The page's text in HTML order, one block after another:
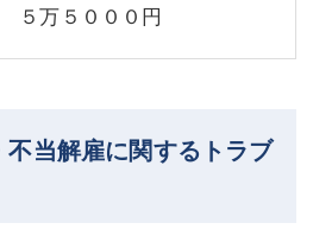
５万５０００円
当解雇に関するトラブ